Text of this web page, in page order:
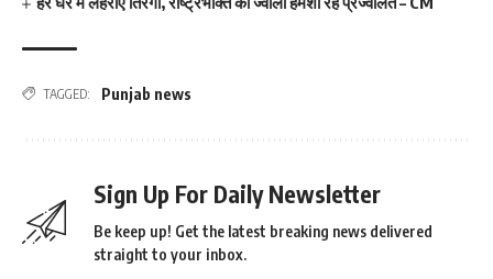
TAGGED: Punjab news
Sign Up For Daily Newsletter
Be keep up! Get the latest breaking news delivered
straight to your inbox.